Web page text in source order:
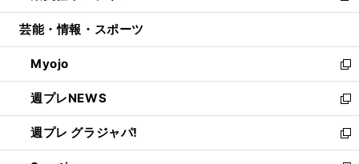
開
ウ
開
く
ン
ウ
で
開
く
ウ
ン
ド
ウ
で
開
く
し
ウ
ィ
ン
ド
ウ
で
開
芸能・情報・スポーツ
Myojo
新
し
い
ウ
ィ
ン
週プレNEWS
新
し
い
ウ
週プレ グラジャパ!
新
し